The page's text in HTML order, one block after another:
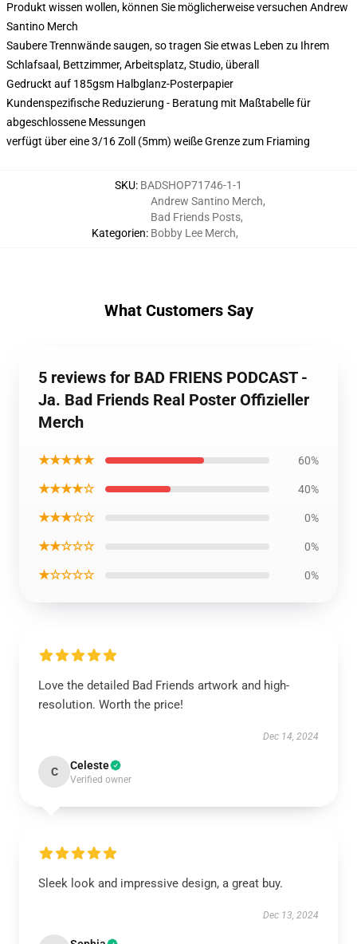
Produkt wissen wollen, können Sie möglicherweise versuchen Andrew
Santino Merch
Saubere Trennwände saugen, so tragen Sie etwas Leben zu Ihrem
Schlafsaal, Bettzimmer, Arbeitsplatz, Studio, überall
Gedruckt auf 185gsm Halbglanz-Posterpapier
Kundenspezifische Reduzierung - Beratung mit Maßtabelle für
abgeschlossene Messungen
verfügt über eine 3/16 Zoll (5mm) weiße Grenze zum Friaming
SKU: BADSHOP71746-1-1
Kategorien:
Andrew Santino Merch,
Bad Friends Posts,
Bobby Lee Merch,
What Customers Say
5 reviews for BAD FRIENS PODCAST -
Ja. Bad Friends Real Poster Offizieller
Merch
★★★★★ 60%
★★★★☆ 40%
★★★☆☆ 0%
★★☆☆☆ 0%
★☆☆☆☆ 0%
Love the detailed Bad Friends artwork and high-
resolution. Worth the price!
Dec 14, 2024
C Celeste
Verified owner
Sleek look and impressive design, a great buy.
Dec 13, 2024